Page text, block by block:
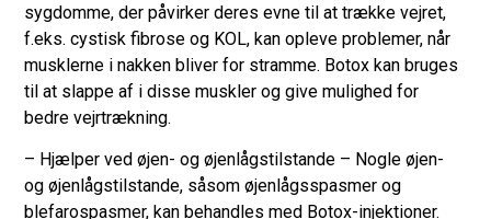
sygdomme, der påvirker deres evne til at trække vejret,
f.eks. cystisk fibrose og KOL, kan opleve problemer, når
musklerne i nakken bliver for stramme. Botox kan bruges
til at slappe af i disse muskler og give mulighed for
bedre vejrtrækning.
– Hjælper ved øjen- og øjenlågstilstande – Nogle øjen-
og øjenlågstilstande, såsom øjenlågsspasmer og
blefarospasmer, kan behandles med Botox-injektioner.